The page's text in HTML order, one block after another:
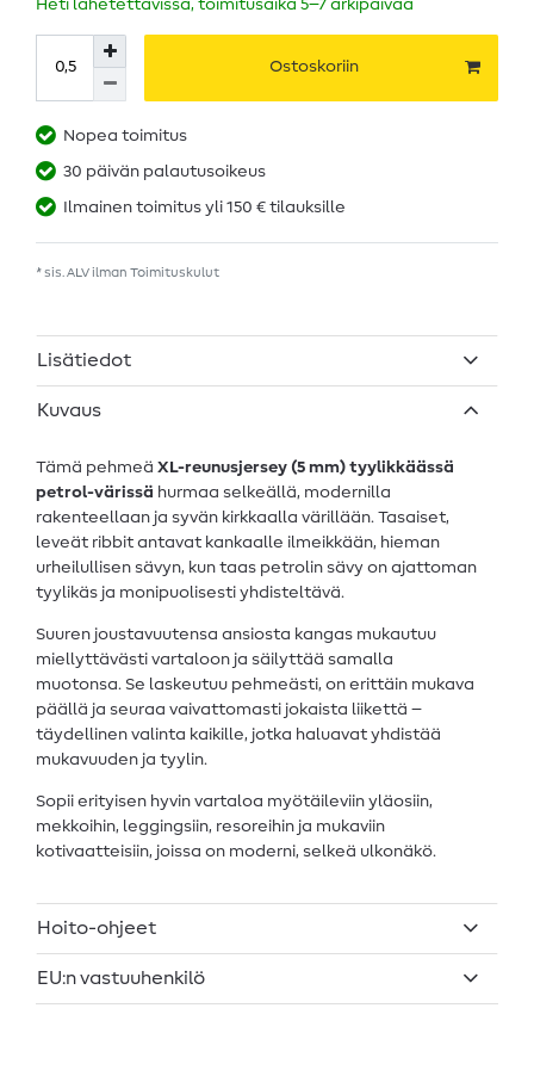
Heti lähetettävissä, toimitusaika 5–7 arkipäivää
Ostoskoriin
Nopea toimitus
30 päivän palautusoikeus
Ilmainen toimitus yli 150 € tilauksille
* sis. ALV ilman Toimituskulut
Lisätiedot
Kuvaus
Tämä pehmeä XL-reunusjersey (5 mm) tyylikkäässä
petrol-värissä hurmaa selkeällä, modernilla
rakenteellaan ja syvän kirkkaalla värillään. Tasaiset,
leveät ribbit antavat kankaalle ilmeikkään, hieman
urheilullisen sävyn, kun taas petrolin sävy on ajattoman
tyylikäs ja monipuolisesti yhdisteltävä.
Suuren joustavuutensa ansiosta kangas mukautuu
miellyttävästi vartaloon ja säilyttää samalla
muotonsa. Se laskeutuu pehmeästi, on erittäin mukava
päällä ja seuraa vaivattomasti jokaista liikettä –
täydellinen valinta kaikille, jotka haluavat yhdistää
mukavuuden ja tyylin.
Sopii erityisen hyvin vartaloa myötäileviin yläosiin,
mekkoihin, leggingsiin, resoreihin ja mukaviin
kotivaatteisiin, joissa on moderni, selkeä ulkonäkö.
Hoito-ohjeet
EU:n vastuuhenkilö